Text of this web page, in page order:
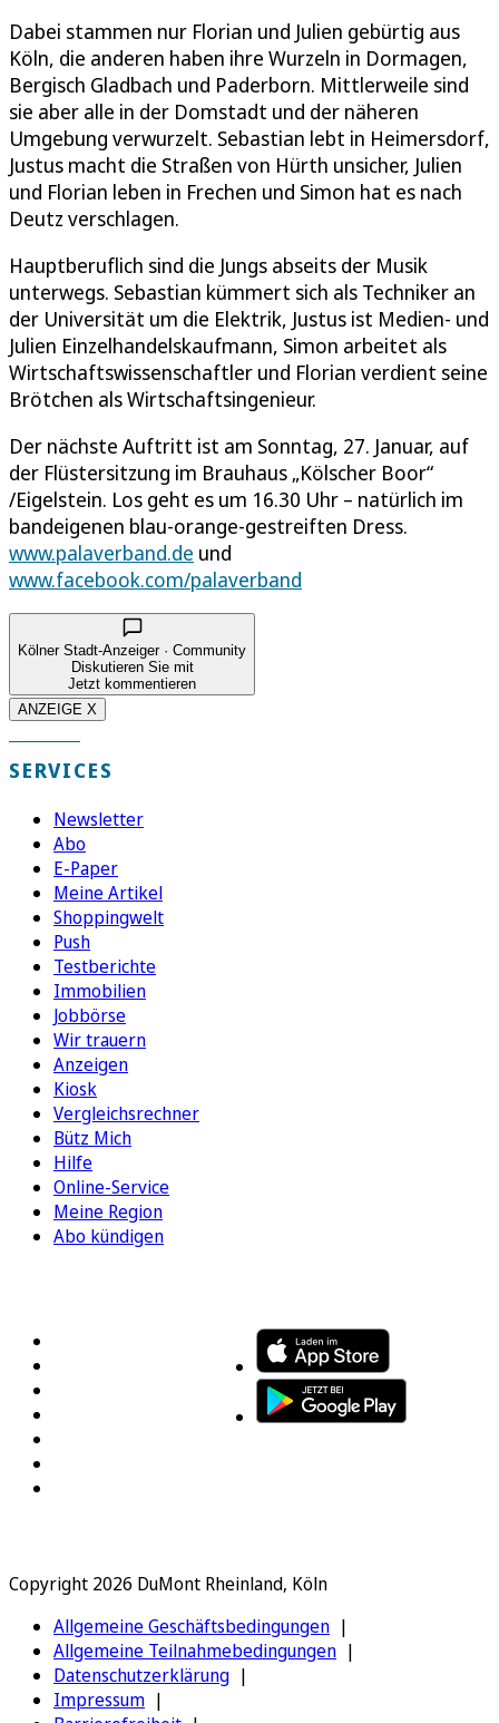
Dabei stammen nur Florian und Julien gebürtig aus
Köln, die anderen haben ihre Wurzeln in Dormagen,
Bergisch Gladbach und Paderborn. Mittlerweile sind
sie aber alle in der Domstadt und der näheren
Umgebung verwurzelt. Sebastian lebt in Heimersdorf,
Justus macht die Straßen von Hürth unsicher, Julien
und Florian leben in Frechen und Simon hat es nach
Deutz verschlagen.
Hauptberuflich sind die Jungs abseits der Musik
unterwegs. Sebastian kümmert sich als Techniker an
der Universität um die Elektrik, Justus ist Medien- und
Julien Einzelhandelskaufmann, Simon arbeitet als
Wirtschaftswissenschaftler und Florian verdient seine
Brötchen als Wirtschaftsingenieur.
Der nächste Auftritt ist am Sonntag, 27. Januar, auf
der Flüstersitzung im Brauhaus „Kölscher Boor“
/Eigelstein. Los geht es um 16.30 Uhr – natürlich im
bandeigenen blau-orange-gestreiften Dress.
www.palaverband.de und
www.facebook.com/palaverband
Kölner Stadt-Anzeiger · Community
Diskutieren Sie mit
Jetzt kommentieren
ANZEIGE X
SERVICES
Newsletter
Abo
E-Paper
Meine Artikel
Shoppingwelt
Push
Testberichte
Immobilien
Jobbörse
Wir trauern
Anzeigen
Kiosk
Vergleichsrechner
Bütz Mich
Hilfe
Online-Service
Meine Region
Abo kündigen
Copyright 2026 DuMont Rheinland, Köln
Allgemeine Geschäftsbedingungen
Allgemeine Teilnahmebedingungen
Datenschutzerklärung
Impressum